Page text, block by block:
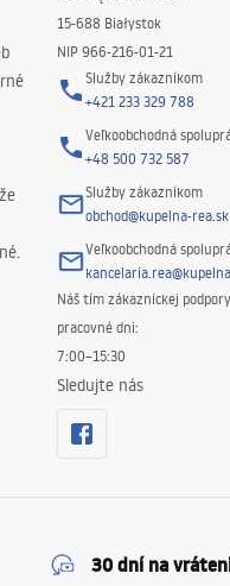
15-688 Białystok
NIP 966-216-01-21
Služby zákazníkom
+421 233 329 788
Veľkoobchodná
+48 500 732 587
Služby zákazníkom
obchod@kupelna-rea.sk
Veľkoobchodná
Náš tím zákazníckej
pracovné dni:
7:00–15:30
Sledujte nás
30 dní na